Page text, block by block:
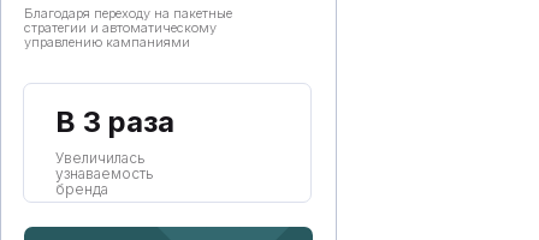
Благодаря переходу на пакетные
стратегии и автоматическому
управлению кампаниями
В 3 раза
Увеличилась
узнаваемость
бренда